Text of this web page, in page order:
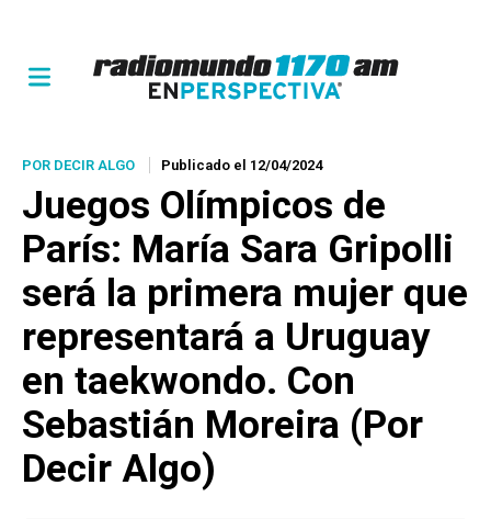
POR DECIR ALGO Publicado el 12/04/2024
Juegos Olímpicos de
París: María Sara Gripolli
será la primera mujer que
representará a Uruguay
en taekwondo. Con
Sebastián Moreira (Por
Decir Algo)